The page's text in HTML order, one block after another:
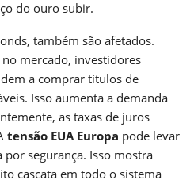
do ouro subir.
também são afetados.
mercado, investidores
a comprar títulos de
Isso aumenta a demanda
as taxas de juros
tensão EUA Europa pode levar
segurança. Isso mostra
cascata em todo o sistema